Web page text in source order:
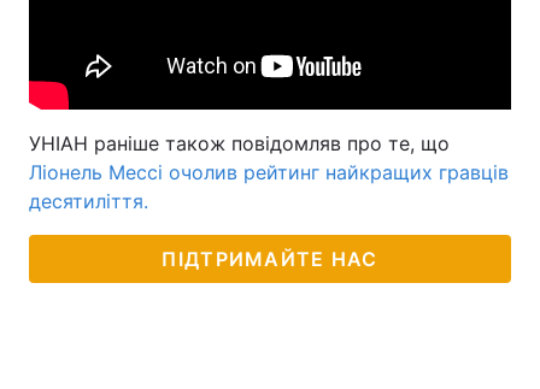
УНІАН раніше також повідомляв про те, що
Ліонель Мессі очолив рейтинг найкращих гравців
десятиліття.
ПІДТРИМАЙТЕ НАС